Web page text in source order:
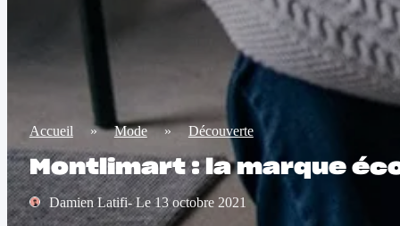
Accueil » Mode » Découverte
Montlimart : la marque
Damien Latifi- Le 13 octobre 2021